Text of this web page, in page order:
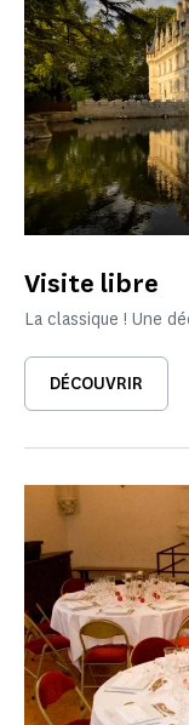
Visite libre
La classique ! Une
DÉCOUVRIR